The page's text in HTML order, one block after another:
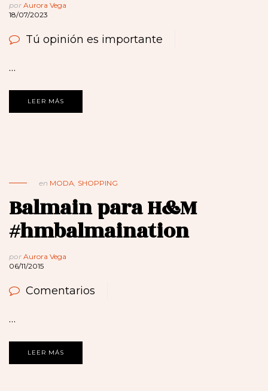
por Aurora Vega
18/07/2023
Tú opinión es importante
…
LEER MÁS
en MODA, SHOPPING
Balmain para H&M
#hmbalmaination
por Aurora Vega
06/11/2015
Comentarios
…
LEER MÁS